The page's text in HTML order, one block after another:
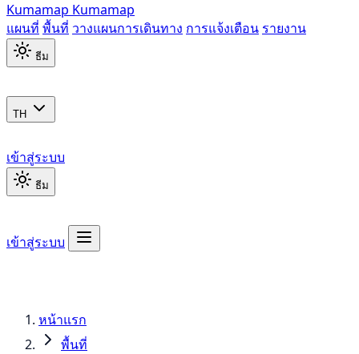
Kumamap Kumamap
แผนที่ พื้นที่ วางแผนการเดินทาง การแจ้งเตือน รายงาน
ธีม
TH
เข้าสู่ระบบ
ธีม
เข้าสู่ระบบ
หน้าแรก
พื้นที่